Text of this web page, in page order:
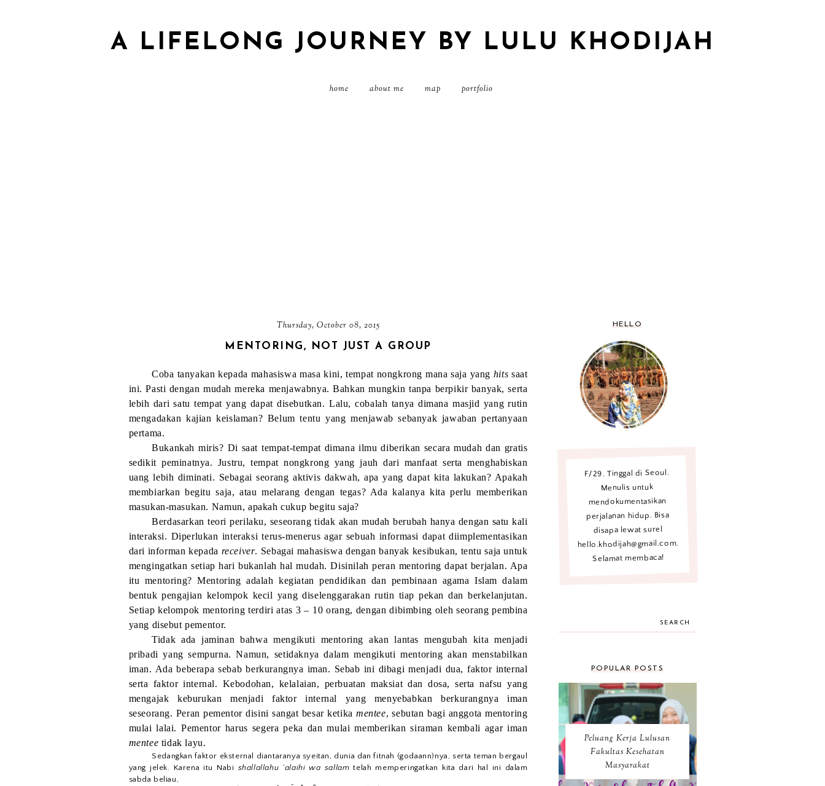
A LIFELONG JOURNEY BY LULU KHODIJAH
home about me map portfolio
Thursday, October 08, 2015
MENTORING, NOT JUST A GROUP
Coba tanyakan kepada mahasiswa masa kini, tempat nongkrong mana saja yang hitssaat
ini. Pasti dengan mudah mereka menjawabnya. Bahkan mungkin tanpa berpikir banyak, serta
lebih dari satu tempat yang dapat disebutkan. Lalu, cobalah tanya dimana masjid yang rutin
mengadakan kajian keislaman? Belum tentu yang menjawab sebanyak jawaban pertanyaan
pertama.
Bukankah miris? Di saat tempat-tempat dimana ilmu diberikan secara mudah dan gratis
sedikit peminatnya. Justru, tempat nongkrong yang jauh dari manfaat serta menghabiskan
uang lebih diminati. Sebagai seorang aktivis dakwah, apa yang dapat kita lakukan? Apakah
membiarkan begitu saja, atau melarang dengan tegas? Ada kalanya kita perlu memberikan
masukan-masukan. Namun, apakah cukup begitu saja?
Berdasarkan teori perilaku, seseorang tidak akan mudah berubah hanya dengan satu kali
interaksi. Diperlukan interaksi terus-menerus agar sebuah informasi dapat diimplementasikan
dari informan kepada receiver. Sebagai mahasiswa dengan banyak kesibukan, tentu saja untuk
mengingatkan setiap hari bukanlah hal mudah. Disinilah peran mentoring dapat berjalan. Apa
itu mentoring? Mentoring adalah kegiatan pendidikan dan pembinaan agama Islam dalam
bentuk pengajian kelompok kecil yang diselenggarakan rutin tiap pekan dan berkelanjutan.
Setiap kelompok mentoring terdiri atas 3 – 10 orang, dengan dibimbing oleh seorang pembina
yang disebut pementor.
Tidak ada jaminan bahwa mengikuti mentoring akan lantas mengubah kita menjadi
pribadi yang sempurna. Namun, setidaknya dalam mengikuti mentoring akan menstabilkan
iman. Ada beberapa sebab berkurangnya iman. Sebab ini dibagi menjadi dua, faktor internal
serta faktor internal. Kebodohan, kelalaian, perbuatan maksiat dan dosa, serta nafsu yang
mengajak keburukan menjadi faktor internal yang menyebabkan berkurangnya iman
seseorang. Peran pementor disini sangat besar ketika mentee, sebutan bagi anggota mentoring
mulai lalai. Pementor harus segera peka dan mulai memberikan siraman kembali agar iman
mentee tidak layu.
Sedangkan faktor eksternal diantaranya syeitan, dunia dan fitnah (godaann)nya, serta teman bergaul
yang jelek. Karena itu Nabi shallallahu ‘alaihi wa sallam telah memperingatkan kita dari hal ini dalam
sabda beliau,
HELLO
F/29. Tinggal di Seoul.
Menulis untuk
mendokumentasikan
perjalanan hidup. Bisa
disapa lewat surel
hello.khodijah@gmail.com.
Selamat membaca!
SEARCH
POPULAR POSTS
Peluang Kerja Lulusan
Fakultas Kesehatan
Masyarakat